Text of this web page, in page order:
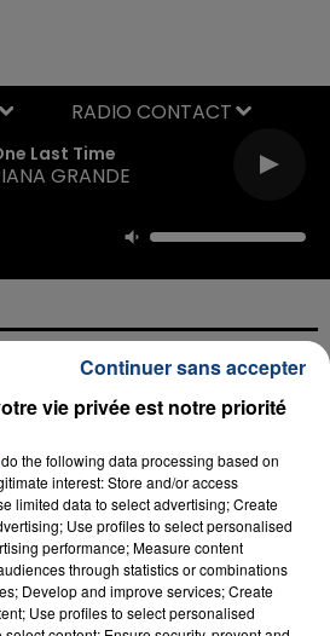
Last Time
GRANDE
RADIO CONTACT
vie privée est notre priorité
do the following data processing based on
interest: Store and/or access
limited data to select advertising; Create
Use profiles to select personalised
performance; Measure content
through statistics or combinations
Develop and improve services; Create
Use profiles to select personalised
Continuer sans accepter